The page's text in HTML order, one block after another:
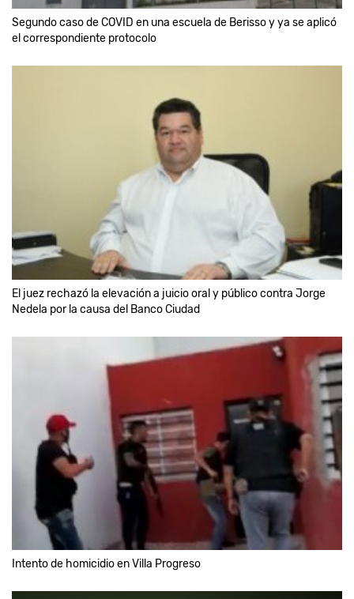
Segundo caso de COVID en una escuela de Berisso y ya se aplicó
el correspondiente protocolo
El juez rechazó la elevación a juicio oral y público contra Jorge
Nedela por la causa del Banco Ciudad
Intento de homicidio en Villa Progreso